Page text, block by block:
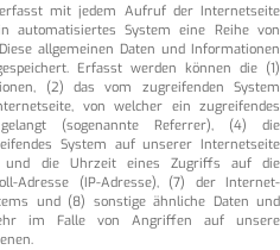
mit jedem Aufruf der Internetseite
automatisiertes System eine Reihe von
allgemeinen Daten und Informationen
Erfasst werden können die (1)
(2) das vom zugreifenden System
von welcher ein zugreifendes
(sogenannte Referrer), (4) die
System auf unserer Internetseite
und die Uhrzeit eines Zugriffs auf die
Adresse (IP-Adresse), (7) der Internet-
und (8) sonstige ähnliche Daten und
im Falle von Angriffen auf unsere